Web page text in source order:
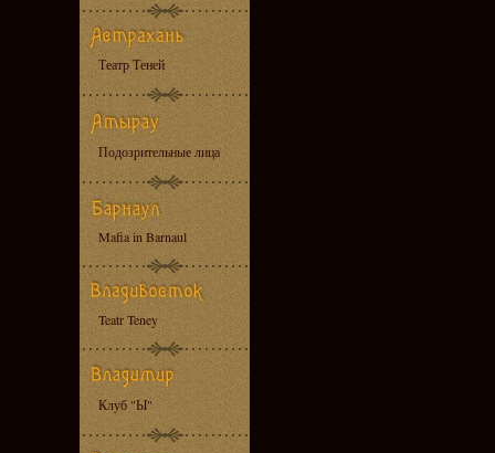
Театр Теней
Подозрительные лица
Mafia in Barnaul
Teatr Teney
Клуб "Ы"